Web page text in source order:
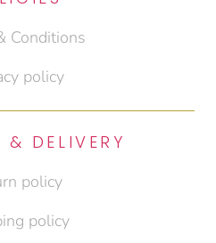
Conditions
policy
& DELIVERY
policy
policy